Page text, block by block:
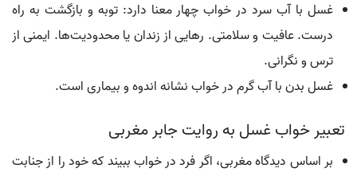
غسل با آب سرد در خواب چهار معنا دارد: توبه و بازگشت به راه
درست. عافیت و سلامتی. رهایی از زندان یا محدودیت‌ها. ایمنی از
ترس و نگرانی.
غسل بدن با آب گرم در خواب نشانه اندوه و بیماری است.
تعبیر خواب غسل به روایت جابر مغربی
بر اساس دیدگاه مغربی، اگر فرد در خواب ببیند که خود را از جنابت